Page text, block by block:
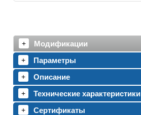
Модификации
Параметры
Описание
Технические характеристики
Сертификаты